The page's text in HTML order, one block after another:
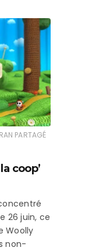
PARTAGÉ
coop’
26 juin, ce
Woolly
non-